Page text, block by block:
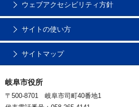
ウェブアクセシビリティ方針
サイトの使い方
サイトマップ
岐阜市役所
〒500-8701 岐阜市司町40番地1